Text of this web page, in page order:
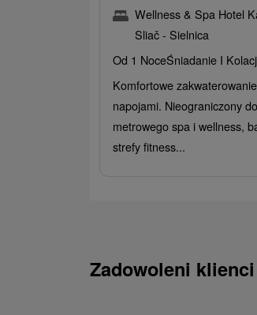
Wellness & Spa Hotel
Sliač - Sielnica
Od 1 NoceŚniadanie I
Komfortowe
napojami. Nieograniczony
metrowego spa i wellness,
strefy fitness...
Zadowoleni klienci